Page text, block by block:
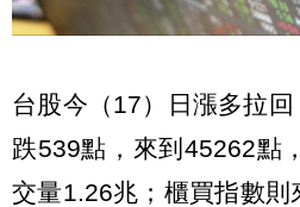
台股今（17）日漲多拉
跌539點，來到45262點
交量1.26兆；櫃買指數